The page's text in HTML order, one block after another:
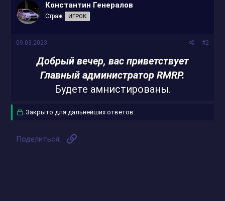
Константин Генералов
Страж ИГРОК
09.03.2023 #2
Добрый вечер, вас приветствует
Главный администратор RMRP.
Будете амнистированы.​
Закрыто для дальнейших ответов.
Поделиться: